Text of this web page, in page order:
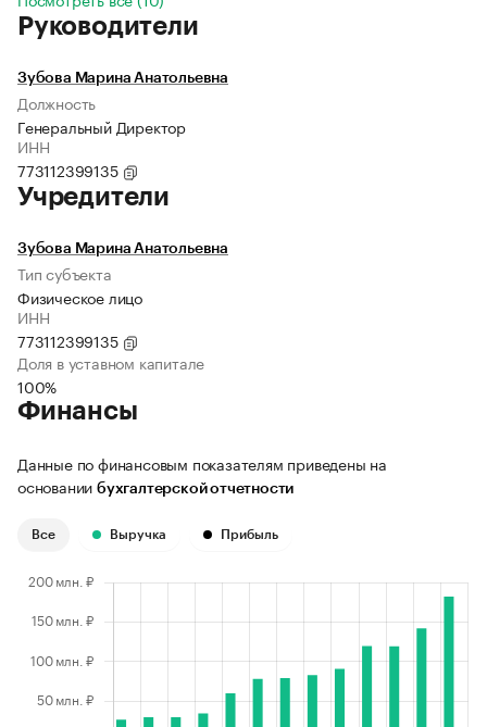
Руководители
Зубова Марина Анатольевна
Должность
Генеральный Директор
ИНН
773112399135
Учредители
Зубова Марина Анатольевна
Тип субъекта
Физическое лицо
ИНН
773112399135
Доля в уставном капитале
100%
Финансы
Данные по финансовым показателям приведены на
основании бухгалтерской отчетности
Все Выручка Прибыль